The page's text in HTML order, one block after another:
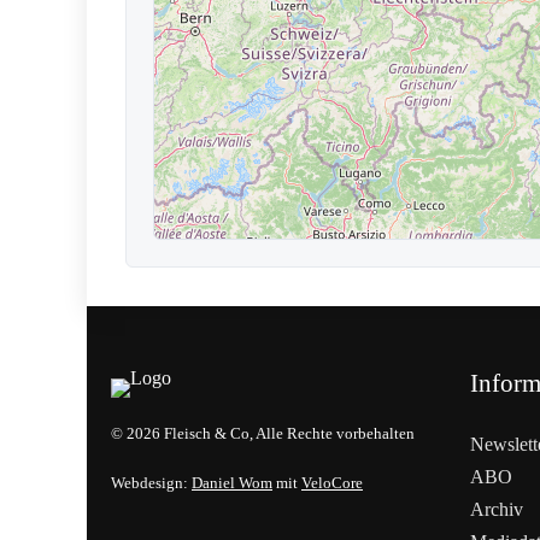
© 2026 Fleisch & Co, Alle Rechte vorbehalten
Webdesign: Daniel Wom mit VeloCore
ABO
Archiv